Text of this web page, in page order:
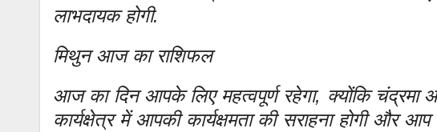
लाभदायक होगी.
मिथुन आज का राशिफल
आज का दिन आपके लिए महत्वपूर्ण रहेगा, क्योंकि चंद्रमा
कार्यक्षेत्र में आपकी कार्यक्षमता की सराहना होगी और